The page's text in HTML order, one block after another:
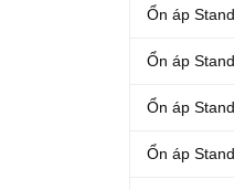
Ổn áp
Ổn áp
Ổn áp
Ổn áp